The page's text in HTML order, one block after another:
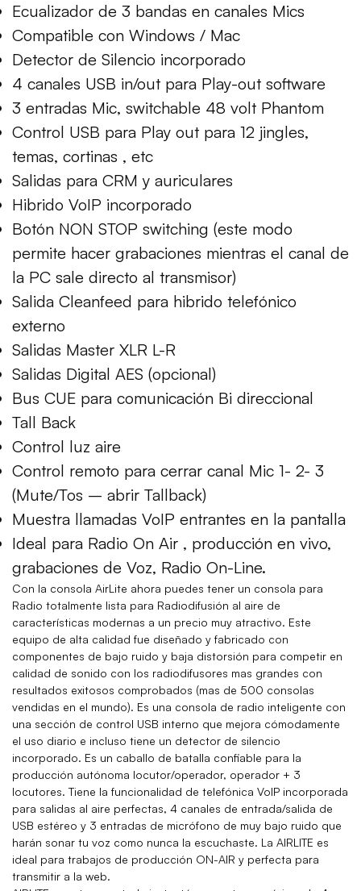
Ecualizador de 3 bandas en canales Mics
Compatible con Windows / Mac
Detector de Silencio incorporado
4 canales USB in/out para Play-out software
3 entradas Mic, switchable 48 volt Phantom
Control USB para Play out para 12 jingles,
temas, cortinas , etc
Salidas para CRM y auriculares
Hibrido VoIP incorporado
Botón NON STOP switching (este modo
permite hacer grabaciones mientras el canal de
la PC sale directo al transmisor)
Salida Cleanfeed para hibrido telefónico
externo
Salidas Master XLR L-R
Salidas Digital AES (opcional)
Bus CUE para comunicación Bi direccional
Tall Back
Control luz aire
Control remoto para cerrar canal Mic 1- 2- 3
(Mute/Tos – abrir Tallback)
Muestra llamadas VoIP entrantes en la pantalla
Ideal para Radio On Air , producción en vivo,
grabaciones de Voz, Radio On-Line.
Con la consola AirLite ahora puedes tener un consola para
Radio totalmente lista para Radiodifusión al aire de
características modernas a un precio muy atractivo. Este
equipo de alta calidad fue diseñado y fabricado con
componentes de bajo ruido y baja distorsión para competir en
calidad de sonido con los radiodifusores mas grandes con
resultados exitosos comprobados (mas de 500 consolas
vendidas en el mundo). Es una consola de radio inteligente con
una sección de control USB interno que mejora cómodamente
el uso diario e incluso tiene un detector de silencio
incorporado. Es un caballo de batalla confiable para la
producción autónoma locutor/operador, operador + 3
locutores. Tiene la funcionalidad de telefónica VoIP incorporada
para salidas al aire perfectas, 4 canales de entrada/salida de
USB estéreo y 3 entradas de micrófono de muy bajo ruido que
harán sonar tu voz como nunca la escuchaste. La AIRLITE es
ideal para trabajos de producción ON-AIR y perfecta para
transmitir a la web.